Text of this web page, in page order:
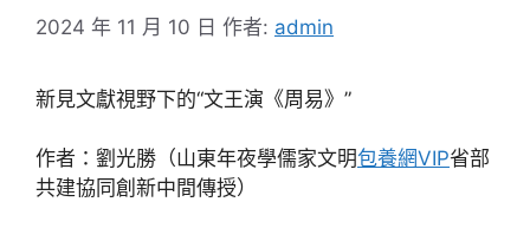
2024 年 11 月 10 日 作者: admin
新見文獻視野下的“文王演《周易》”
作者：劉光勝（山東年夜學儒家文明包養網VIP省部
共建協同創新中間傳授）